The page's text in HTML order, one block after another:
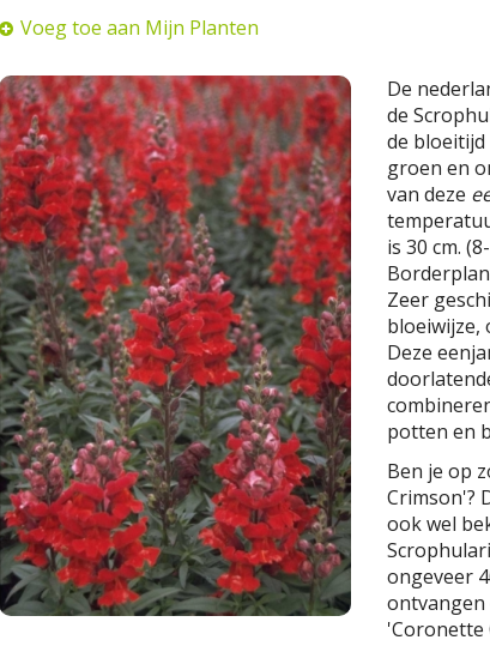
Voeg toe aan Mijn Planten
De
de
de bloeitijd
groen en
van deze
is 30 cm.
Zeer
bloeiwijze,
Deze
potten en
Ben je op
Crimson'?
ook wel
ongeveer
ontvangen
'Coronette